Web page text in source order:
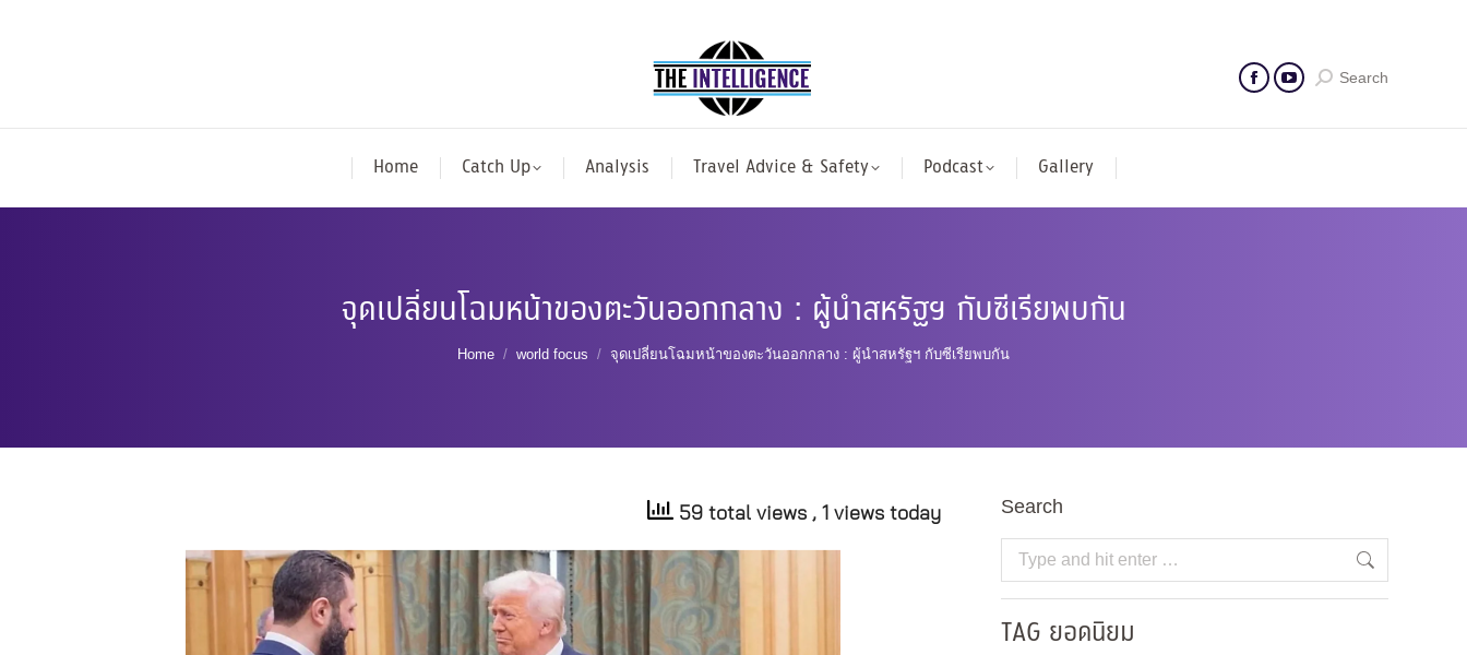
Search
Home Catch Up Analysis Travel Advice & Safety Podcast Gallery
จุดเปลี่ยนโฉมหน้าของตะวันออกกลาง : ผู้นำสหรัฐฯ กับซีเรียพบกัน
You are here:
Home world focus จุดเปลี่ยนโฉมหน้าของตะวันออกกลาง : ผู้นำสหรัฐฯ กับซีเรียพบกัน
59 total views , 1 views today Search
Search:
TAG ยอดนิยม